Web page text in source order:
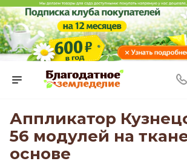
Аппликатор
56 модулей на
основе